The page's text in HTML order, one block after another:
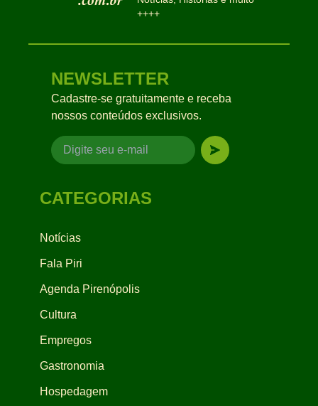
++++
NEWSLETTER
Cadastre-se gratuitamente e receba
nossos conteúdos exclusivos.
CATEGORIAS
Notícias
Fala Piri
Agenda Pirenópolis
Cultura
Empregos
Gastronomia
Hospedagem